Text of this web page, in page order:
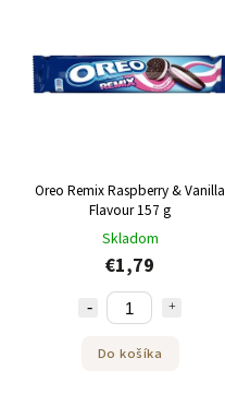
Oreo Remix Raspberry & Vanilla
Flavour 157 g
Skladom
€1,79
Do košíka